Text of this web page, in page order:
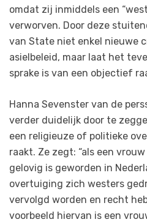
omdat zij inmiddels een
verworven. Door deze
van State niet enkel nieuwe
asielbeleid, maar laat het
sprake is van een objectief
Hanna Sevenster van de
verder duidelijk door te
een religieuze of politieke
raakt. Ze zegt: “als een
gelovig is geworden in
overtuiging zich westers
vervolgd worden en recht
voorbeeld hiervan is een